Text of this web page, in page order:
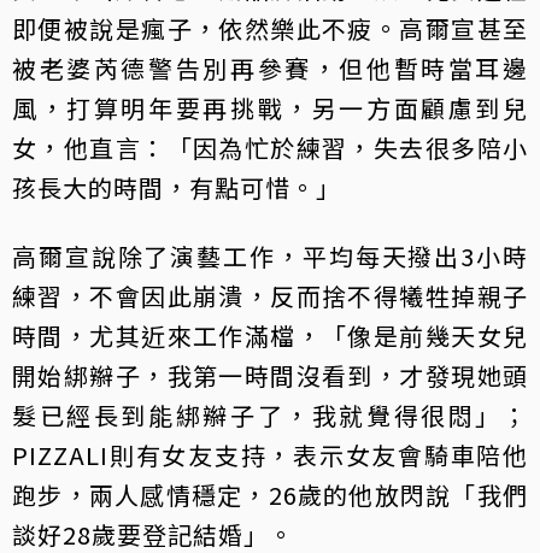
即便被說是瘋子，依然樂此不疲。高爾宣甚至
被老婆芮德警告別再參賽，但他暫時當耳邊
風，打算明年要再挑戰，另一方面顧慮到兒
女，他直言：「因為忙於練習，失去很多陪小
孩長大的時間，有點可惜。」
高爾宣說除了演藝工作，平均每天撥出3小時
練習，不會因此崩潰，反而捨不得犧牲掉親子
時間，尤其近來工作滿檔，「像是前幾天女兒
開始綁辮子，我第一時間沒看到，才發現她頭
髮已經長到能綁辮子了，我就覺得很悶」；
PIZZALI則有女友支持，表示女友會騎車陪他
跑步，兩人感情穩定，26歲的他放閃說「我們
談好28歲要登記結婚」。